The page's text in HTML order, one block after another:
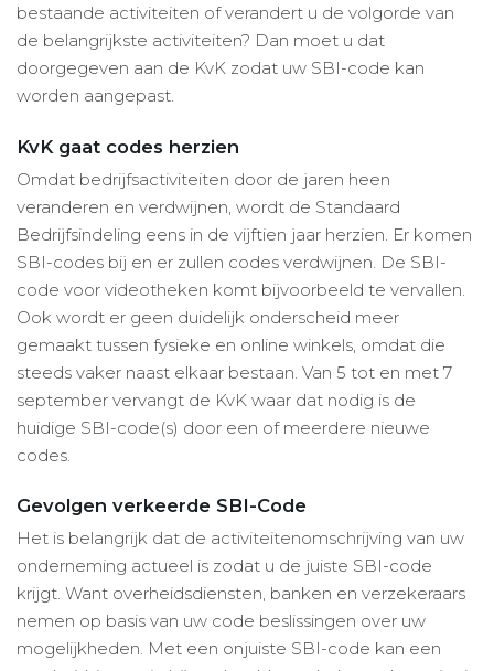
bestaande activiteiten of verandert u de volgorde van
de belangrijkste activiteiten? Dan moet u dat
doorgegeven aan de KvK zodat uw SBI-code kan
worden aangepast.
KvK gaat codes herzien
Omdat bedrijfsactiviteiten door de jaren heen
veranderen en verdwijnen, wordt de Standaard
Bedrijfsindeling eens in de vijftien jaar herzien. Er komen
SBI-codes bij en er zullen codes verdwijnen. De SBI-
code voor videotheken komt bijvoorbeeld te vervallen.
Ook wordt er geen duidelijk onderscheid meer
gemaakt tussen fysieke en online winkels, omdat die
steeds vaker naast elkaar bestaan. Van 5 tot en met 7
september vervangt de KvK waar dat nodig is de
huidige SBI-code(s) door een of meerdere nieuwe
codes.
Gevolgen verkeerde SBI-Code
Het is belangrijk dat de activiteitenomschrijving van uw
onderneming actueel is zodat u de juiste SBI-code
krijgt. Want overheidsdiensten, banken en verzekeraars
nemen op basis van uw code beslissingen over uw
mogelijkheden. Met een onjuiste SBI-code kan een